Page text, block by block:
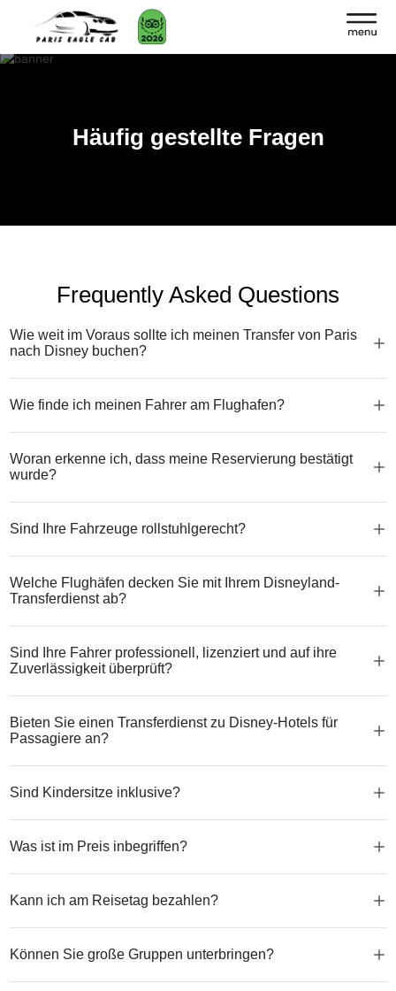
Häufig gestellte Fragen
Frequently Asked Questions
Wie weit im Voraus sollte ich meinen Transfer von Paris
nach Disney buchen?
Wie finde ich meinen Fahrer am Flughafen?
Woran erkenne ich, dass meine Reservierung bestätigt
wurde?
Sind Ihre Fahrzeuge rollstuhlgerecht?
Welche Flughäfen decken Sie mit Ihrem Disneyland-
Transferdienst ab?
Sind Ihre Fahrer professionell, lizenziert und auf ihre
Zuverlässigkeit überprüft?
Bieten Sie einen Transferdienst zu Disney-Hotels für
Passagiere an?
Sind Kindersitze inklusive?
Was ist im Preis inbegriffen?
Kann ich am Reisetag bezahlen?
Können Sie große Gruppen unterbringen?